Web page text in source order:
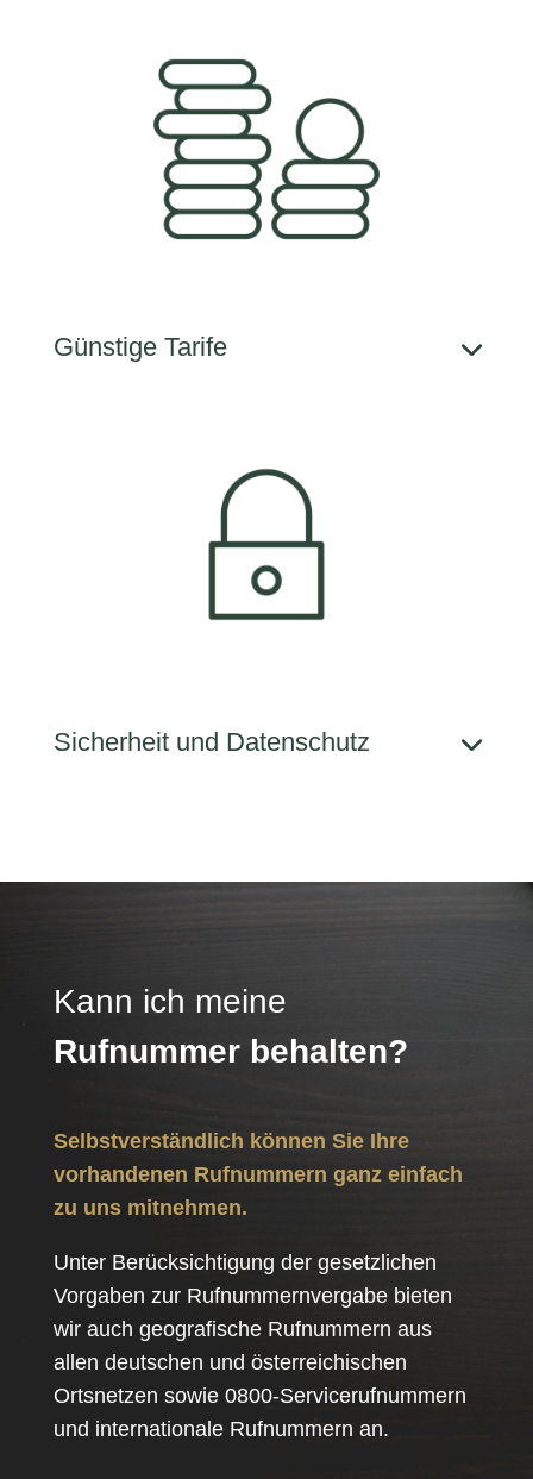
Günstige Tarife
Sicherheit und Daten­schutz
Kann ich meine
Rufnummer behalten?
Selbstverständlich können Sie Ihre
vorhandenen Rufnummern ganz einfach
zu uns mitnehmen.
Unter Berücksichtigung der gesetzlichen
Vorgaben zur Ruf­nummernvergabe bieten
wir auch geo­grafische Rufnummern aus
allen deutschen und österreichischen
Ortsnetzen sowie 0800-Service­rufnummern
und internationale Rufnummern an.